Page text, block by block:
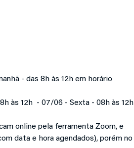
- das 8h às 12h em horário
às 12h  - 07/06 - Sexta - 08h às 12h
online pela ferramenta Zoom, e
data e hora agendados), porém no